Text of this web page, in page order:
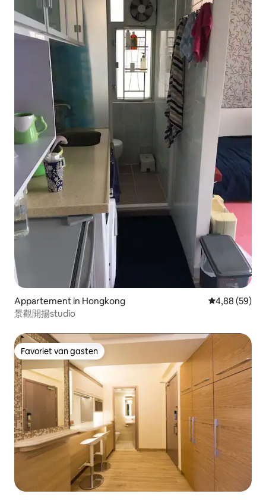
Appartement in Hongkong Gemiddelde
4,88 (59)
景觀開揚studio
Favoriet van gasten
Favoriet van gasten